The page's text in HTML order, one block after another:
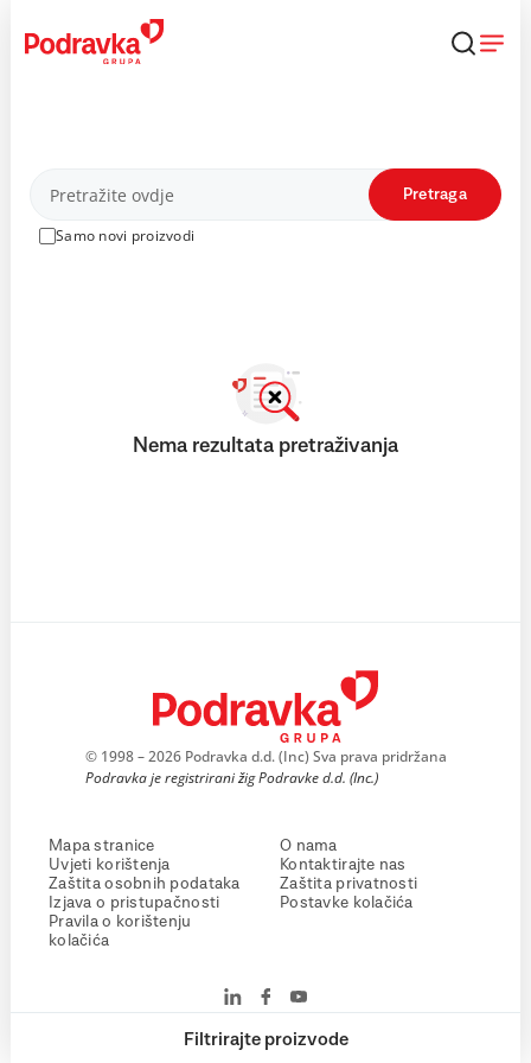
content
Proizvodi
Samo novi proizvodi
Pretraga
Filtrirajte proizvode
Nema rezultata pretraživanja
© 1998 – 2026 Podravka d.d. (Inc) Sva prava pridržana
Podravka je registrirani žig Podravke d.d. (Inc.)
Mapa stranice
Uvjeti korištenja
Zaštita osobnih podataka
Izjava o pristupačnosti
Pravila o korištenju
kolačića
O nama
Kontaktirajte nas
Zaštita privatnosti
Postavke kolačića